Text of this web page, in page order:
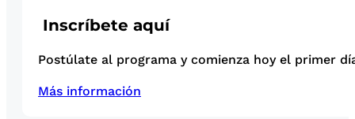
Inscríbete aquí
Postúlate al programa y comienza hoy el primer
Más información